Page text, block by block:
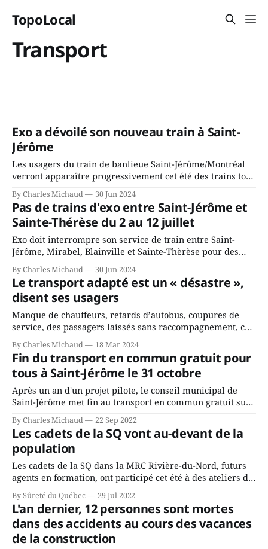
TopoLocal
Transport
Exo a dévoilé son nouveau train à Saint-
Jérôme
Les usagers du train de banlieue Saint-Jérôme/Montréal
verront apparaître progressivement cet été des trains tout
neufs. Exo a acheté 44 nouvelles voitures, numérotées à
partir de 2050, dont elle vante le confort amélioré et
l'accessibilité. Outre l'odeur de voiture neuve et
l'éclairage
By Charles Michaud 30 Jun 2024
Pas de trains d'exo entre Saint-Jérôme et
Sainte-Thérèse du 2 au 12 juillet
Exo doit interrompre son service de train entre Saint-
Jérôme, Mirabel, Blainville et Sainte-Thèrèse pour des
travaux qui se feront du 2 au 12 juillet. L'agence doit
refaire un passage à niveau et trois ponceaux ferroviaires
qui présentent des signes de détérioration avancée. Le
passage à niveau
By Charles Michaud 30 Jun 2024
Le transport adapté est un « désastre »,
disent ses usagers
Manque de chauffeurs, retards d’autobus, coupures de
service, des passagers laissés sans raccompagnement, ce
ne sont que quelques exemples. La liste des plaintes est
longue et s’accumule. Le Regroupement des usagers du
transport adapté et collectif (RUTAC) de la MRC Rivière-
du-Nord dénonce la situation « désastreuse » vécue
By Charles Michaud 18 Mar 2024
Fin du transport en commun gratuit pour
tous à Saint-Jérôme le 31 octobre
Après un an d'un projet pilote, le conseil municipal de
Saint-Jérôme met fin au transport en commun gratuit sur
son territoire. La gratuité cessera dès le 31 octobre.
Désormais, le service sera gratuit seulement pour les
personnes âgées de 65 ans et plus, ainsi que pour les
By Charles Michaud 22 Sep 2022
Les cadets de la SQ vont au-devant de la
population
Les cadets de la SQ dans la MRC Rivière-du-Nord, futurs
agents en formation, ont participé cet été à des ateliers de
sensibilisation auprès des jeunes, et ils ont aussi pris
l’initiative de créer une présentation qui porte sur la
prévention de la fraude et de la maltraitance
By Sûreté du Québec 29 Jul 2022
L'an dernier, 12 personnes sont mortes
dans des accidents au cours des vacances
de la construction